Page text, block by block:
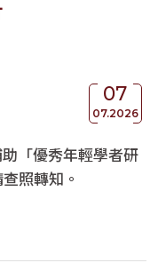
07
07.2026
「優秀年輕學者研
照轉知。